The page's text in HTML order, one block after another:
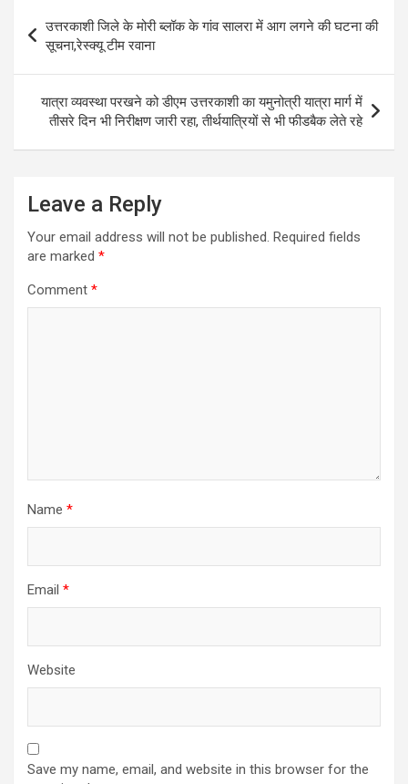
navigation
उत्तरकाशी जिले के मोरी ब्लॉक के गांव सालरा में आग लगने की घटना की
सूचना,रेस्क्यू टीम रवाना
यात्रा व्यवस्था परखने को डीएम उत्तरकाशी का यमुनोत्री यात्रा मार्ग में
तीसरे दिन भी निरीक्षण जारी रहा, तीर्थयात्रियों से भी फीडबैक लेते रहे
Leave a Reply
Your email address will not be published. Required fields
are marked *
Comment *
Name *
Email *
Website
Save my name, email, and website in this browser for the